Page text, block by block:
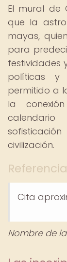
El mural de
que la
mayas,
para
festividades
políticas y
permitido a
la
civilización.
Cita
Nombre de